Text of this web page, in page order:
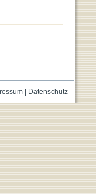
| Datenschutz